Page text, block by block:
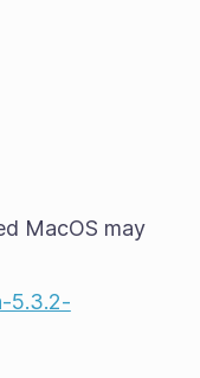
MacOS may
5.3.2-